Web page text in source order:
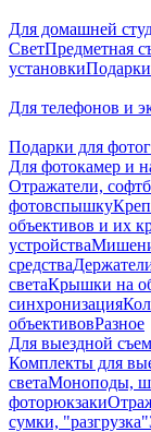
Для домашней
СветПредметная
установки
Для телефонов и
Подарки для
Для фотокамер и
Отражатели,
фотовспышку
объективов и их
устройства
средства
светаКрышки на
синхронизация
объективовРазное
Для выездной
Комплекты для
светаМоноподы,
фоторюкзаки
сумки, "разгрузка"